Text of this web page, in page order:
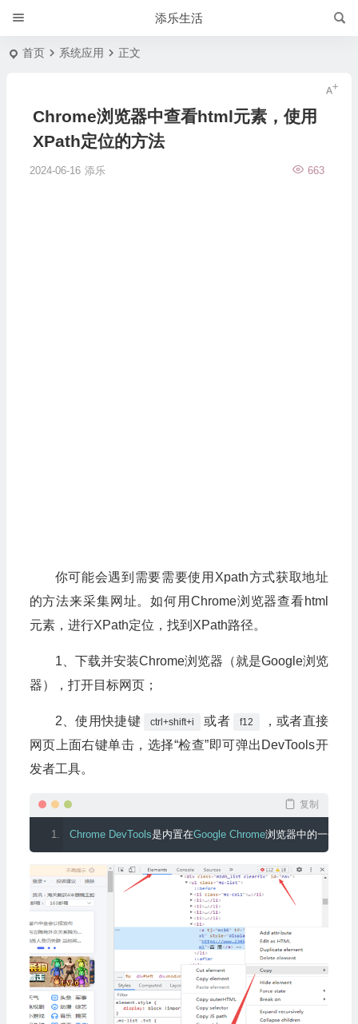
添乐生活
首页 系统应用 正文
Chrome浏览器中查看html元素，使用
XPath定位的方法
2024-06-16 添乐 663
你可能会遇到需要需要使用Xpath方式获取地址
的方法来采集网址。如何用Chrome浏览器查看html
元素，进行XPath定位，找到XPath路径。
1、下载并安装Chrome浏览器（就是Google浏览
器），打开目标网页；
2、使用快捷键 ctrl+shift+i 或者 f12
，或者直接
网页上面右键单击，选择“检查”即可弹出DevTools开
发者工具。
复制
Chrome DevTools是内置在Google Chrome浏览器中的一个网